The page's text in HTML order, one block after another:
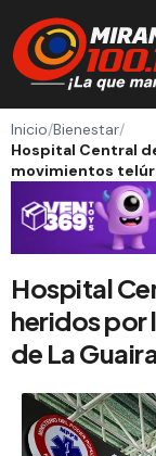
Inicio/Bienestar/
Hospital Central
movimientos
Hospital
heridos por
de La